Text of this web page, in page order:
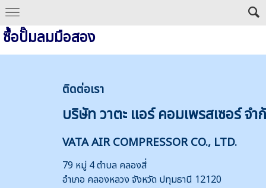
ซื้อปั๊มลมมือสอง
ติดต่อเรา
บริษัท วาตะ แอร์ คอมเพรสเซอร์ จำ
VATA AIR COMPRESSOR CO., LTD.
79 หมู่ 4 ตำบล คลองสี่
อำเภอ คลองหลวง จังหวัด ปทุมธานี 12120